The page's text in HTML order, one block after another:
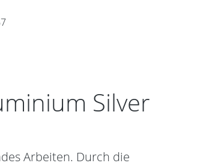
Silver
Arbeiten. Durch die